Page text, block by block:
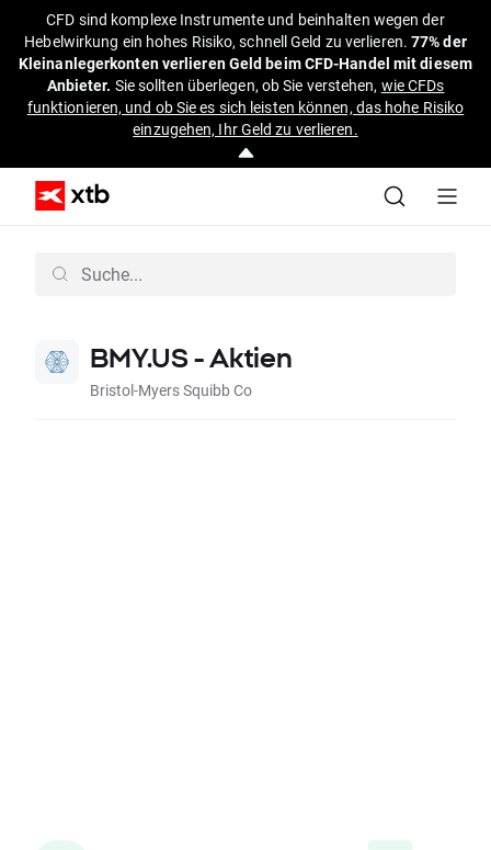
CFD sind komplexe Instrumente und beinhalten wegen der
Hebelwirkung ein hohes Risiko, schnell Geld zu verlieren.77% der
Kleinanlegerkonten verlieren Geld beim CFD-Handel mit diesem
Anbieter. Sie sollten überlegen, ob Sie verstehen, wie CFDs
funktionieren, und ob Sie es sich leisten können, das hohe Risiko
einzugehen, Ihr Geld zu verlieren.
BMY.US - Aktien
Bristol-Myers Squibb Co